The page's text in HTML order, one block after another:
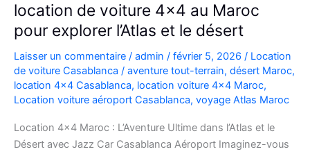
location de voiture 4×4 au Maroc
pour explorer l’Atlas et le désert
Laisser un commentaire / admin / février 5, 2026 / Location
de voiture Casablanca / aventure tout-terrain, désert Maroc,
location 4x4 Casablanca, location voiture 4x4 Maroc,
Location voiture aéroport Casablanca, voyage Atlas Maroc
Location 4×4 Maroc : L’Aventure Ultime dans l’Atlas et le
Désert avec Jazz Car Casablanca Aéroport Imaginez-vous